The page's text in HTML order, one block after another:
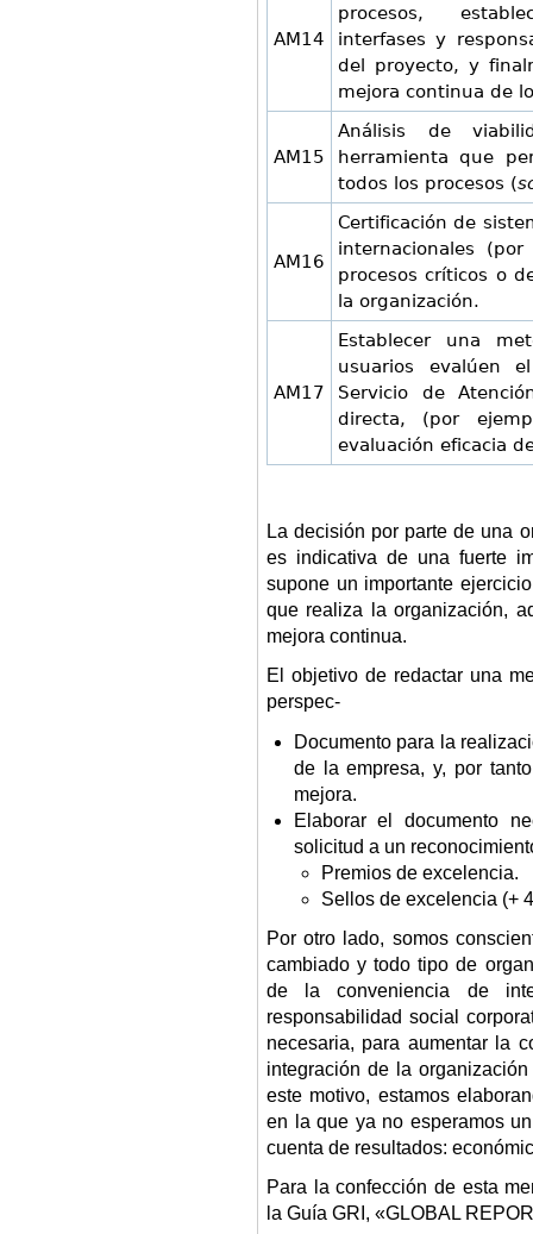
AM14
procesos,
interfases y
del proyecto, y
mejora continua de
AM15
Análisis de
herramienta que
todos los procesos (
AM16
Certificación de
internacionales
procesos críticos o
la organización.
AM17
Establecer una
usuarios evalúen
Servicio de
directa, (por
evaluación eficacia
La decisión por parte de una
es indicativa de una fuerte
supone un importante
que realiza la organización,
mejora continua.
El objetivo de redactar una
perspec-
Documento para la
de la empresa, y, por
mejora.
Elaborar el documento
solicitud a un
Premios de excelencia.
Sellos de excelencia (+
Por otro lado, somos
cambiado y todo tipo de
de la conveniencia de
responsabilidad social
necesaria, para aumentar la
integración de la
este motivo, estamos
en la que ya no esperamos
cuenta de resultados:
Para la confección de esta
la Guía GRI, «GLOBAL